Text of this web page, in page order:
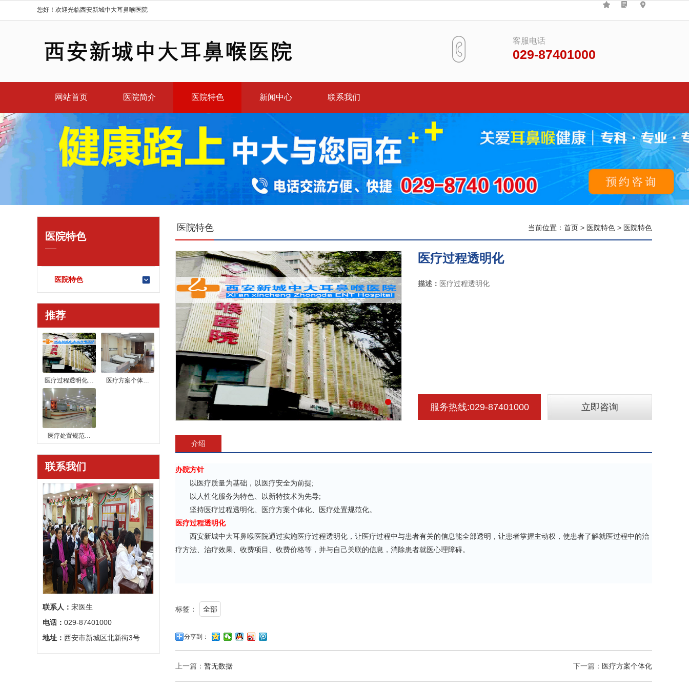
您好！欢迎光临西安新城中大耳鼻喉医院
客服电话
029-87401000
网站首页 医院简介 医院特色 新闻中心 联系我们
医院特色
医院特色
推荐
医疗过程透明化… ​医疗方案个体…
​医疗处置规范…
联系我们
联系人： 宋医生
电话： 029-87401000
地址： 西安市新城区北新街3号
当前位置： 首页 > 医院特色 > 医院特色
医院特色
医疗过程透明化
描述： 医疗过程透明化
服务热线:029-87401000 立即咨询
介绍
办院方针
以医疗质量为基础，以医疗安全为前提;
以人性化服务为特色、以新特技术为先导;
坚持医疗过程透明化、医疗方案个体化、医疗处置规范化。
医疗过程透明化
西安新城中大耳鼻喉医院通过实施医疗过程透明化，让医疗过程中与患者有关的信息能全部透明，让患者掌握主动权，使患者了解就医过程中的治
疗方法、治疗效果、收费项目、收费价格等，并与自己关联的信息，消除患者就医心理障碍。
标签： 全部
分享到：
上一篇： 暂无数据 下一篇： ​医疗方案个体化